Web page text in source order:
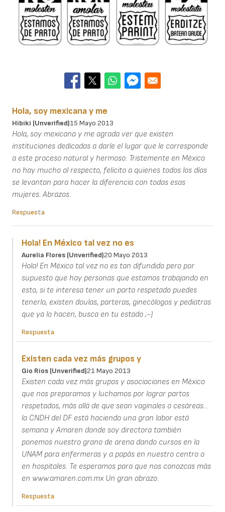
Hola, soy mexicana y me
Hibiki (unverified)15 Mayo 2013
Hola, soy mexicana y me agrada ver que existen
instituciones dedicadas a darle el lugar que le corresponde
a este proceso natural y hermoso. Tristemente en México
no hay mucho al respecto, felicito a quienes todos los días
se levantan para hacer la diferencia con todas esas
mujeres. Abrazos.
Respuesta
Hola! En México tal vez no es
Aurelia Flores (unverified)20 Mayo 2013
Hola! En México tal vez no es tan difundido pero por
supuesto que hay personas que estamos trabajando en
esto, si te interesa tener un parto respetado puedes
tenerlo, existen doulas, parteras, ginecólogos y pediatras
que ya lo hacen, busca en tu estado ;-)
Respuesta
Existen cada vez más grupos y
Gio Rios (unverified)21 Mayo 2013
Existen cada vez más grupos y asociaciones en México
que nos preparamos y luchamos por lograr partos
respetados, más allá de que sean vaginales o cesáreas...
la CNDH del DF está haciendo una gran labor está
semana y Amaren donde soy directora también
ponemos nuestro grano de arena dando cursos en la
UNAM para enfermeras y a papás en nuestro centro o
en hospitales. Te esperamos para que nos conozcas más
en www.amaren.com.mx Un gran abrazo.
Respuesta